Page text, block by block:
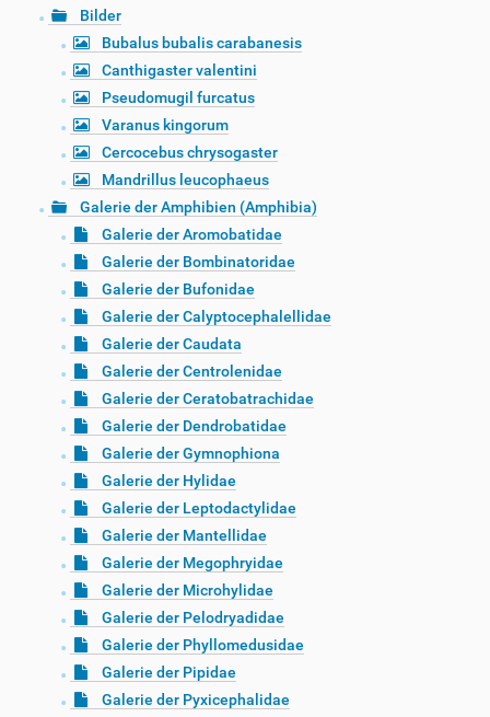
Bilder
Bubalus bubalis carabanesis
Canthigaster valentini
Pseudomugil furcatus
Varanus kingorum
Cercocebus chrysogaster
Mandrillus leucophaeus
Galerie der Amphibien (Amphibia)
Galerie der Aromobatidae
Galerie der Bombinatoridae
Galerie der Bufonidae
Galerie der Calyptocephalellidae
Galerie der Caudata
Galerie der Centrolenidae
Galerie der Ceratobatrachidae
Galerie der Dendrobatidae
Galerie der Gymnophiona
Galerie der Hylidae
Galerie der Leptodactylidae
Galerie der Mantellidae
Galerie der Megophryidae
Galerie der Microhylidae
Galerie der Pelodryadidae
Galerie der Phyllomedusidae
Galerie der Pipidae
Galerie der Pyxicephalidae